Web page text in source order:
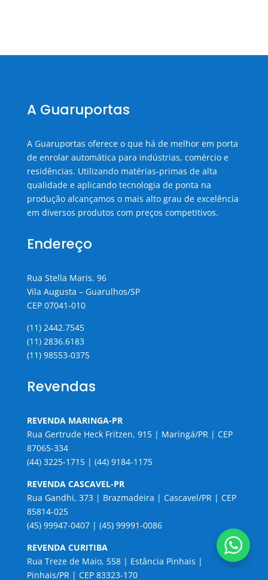
A Guaruportas
A Guaruportas oferece o que há de melhor em porta
de enrolar automática para indústrias, comércio e
residências. Utilizando matérias-primas de alta
qualidade e aplicando tecnologia de ponta na
produção alcançamos o mais alto grau de excelência
em diversos produtos com preços competitivos.
Endereço
Rua Stella Maris, 96
Vila Augusta – Guarulhos/SP
CEP 07041-010
(11) 2442.7545
(11) 2836.6183
(11) 98553-0375
Revendas
REVENDA MARINGA-PR
Rua Gertrude Heck Fritzen, 915 | Maringá/PR | CEP
87065-334
(44) 3225-1715 | (44) 9184-1175
REVENDA CASCAVEL-PR
Rua Gandhi, 373 | Brazmadeira | Cascavel/PR | CEP
85814-025
(45) 99947-0407 | (45) 99991-0086
REVENDA CURITIBA
Rua Treze de Maio, 558 | Estância Pinhais |
Pinhais/PR | CEP 83323-170